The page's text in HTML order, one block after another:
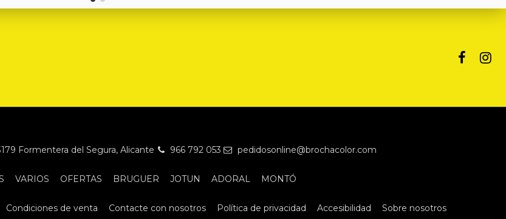
Formentera del Segura, Alicante 966 792 053 pedidosonline@brochacolor.com
VARIOS OFERTAS BRUGUER JOTUN ADORAL MONTÓ
Condiciones de venta Contacte con nosotros Política de privacidad Accesibilidad
Sobre nosotros